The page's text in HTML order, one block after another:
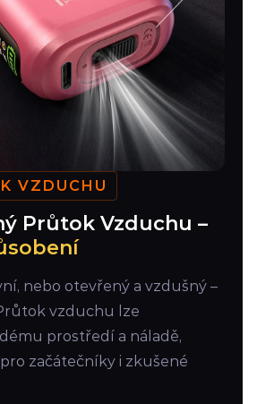
VZDUCHU
Průtok Vzduchu –
nebo otevřený a vzdušný –
vzduchu lze
prostředí a náladě,
začátečníky i zkušené